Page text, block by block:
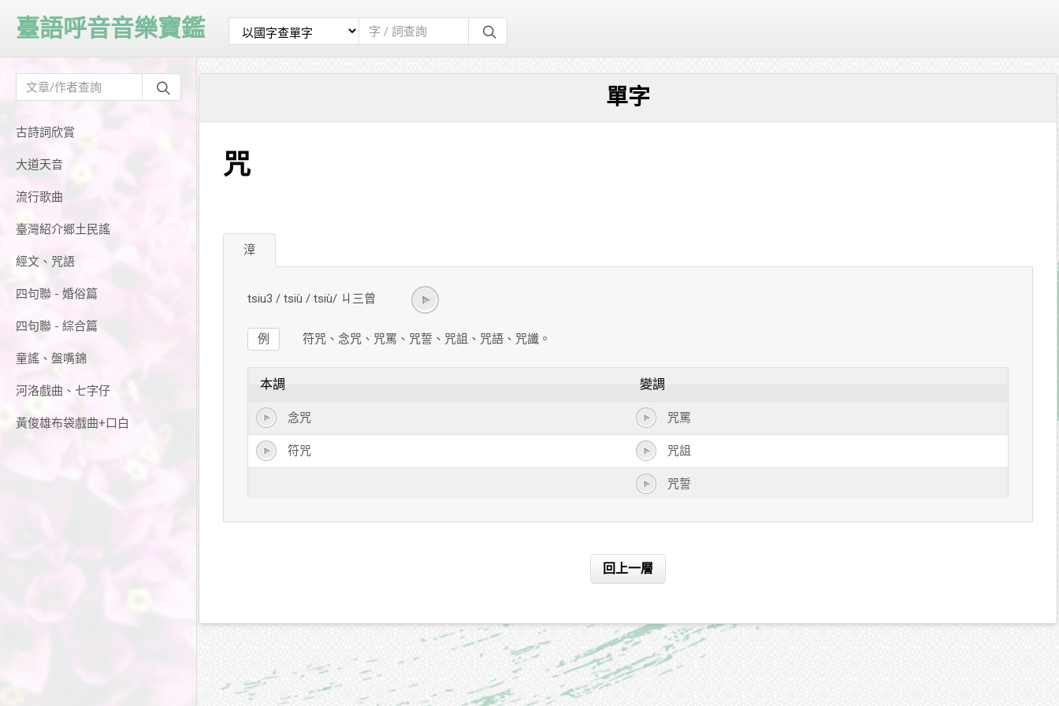
古詩詞欣賞
大道天音
流行歌曲
臺灣紹介鄉土民謠
經文、咒語
四句聯 - 婚俗篇
四句聯 - 綜合篇
童謠、盤嘴錦
河洛戲曲、七字仔
黃俊雄布袋戲曲+口白
臺語呼音音樂寶鑑
單字
咒
漳
tsiu3 / tsiù / tsiù/ ㄐ三曾
符咒、念咒、咒罵、咒誓、咒詛、咒語、咒讖。
例
本調 變調
念咒 咒罵
符咒 咒詛
咒誓
回上一層